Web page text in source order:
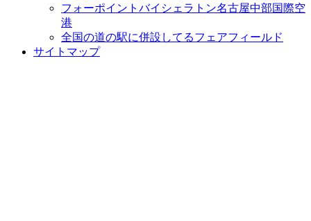
フォーポイントバイシェラトン名古屋中部国際空
港
全国の道の駅に併設してるフェアフィールド
サイトマップ